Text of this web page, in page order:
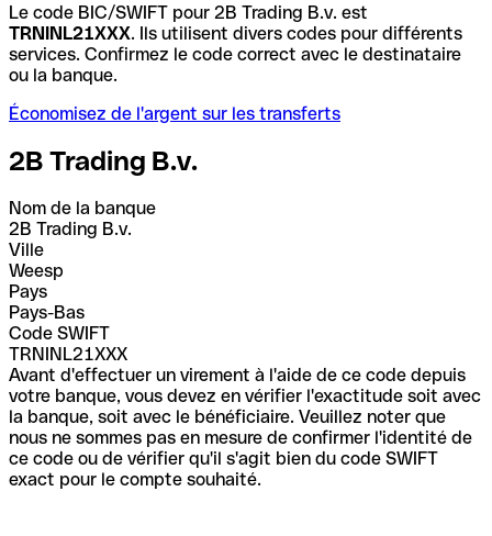
Le code BIC/SWIFT pour 2B Trading B.v. est
TRNINL21XXX. Ils utilisent divers codes pour différents
services. Confirmez le code correct avec le destinataire
ou la banque.
Économisez de l'argent sur les transferts
2B Trading B.v.
Nom de la banque
2B Trading B.v.
Ville
Weesp
Pays
Pays-Bas
Code SWIFT
TRNINL21XXX
Avant d'effectuer un virement à l'aide de ce code depuis
votre banque, vous devez en vérifier l'exactitude soit avec
la banque, soit avec le bénéficiaire. Veuillez noter que
nous ne sommes pas en mesure de confirmer l'identité de
ce code ou de vérifier qu'il s'agit bien du code SWIFT
exact pour le compte souhaité.